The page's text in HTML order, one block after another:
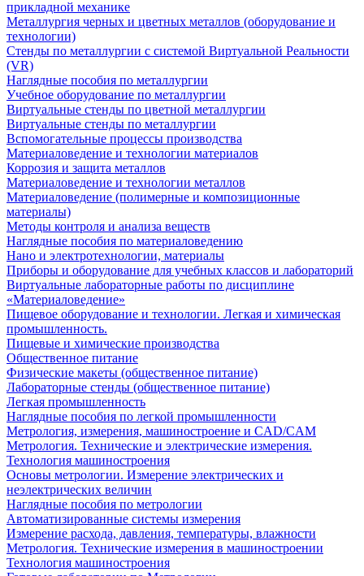
прикладной механике
Металлургия черных и цветных металлов (оборудование и
технологии)
Cтенды по металлургии с системой Виртуальной Реальности
(VR)
Наглядные пособия по металлургии
Учебное оборудование по металлургии
Виртуальные стенды по цветной металлургии
Виртуальные стенды по металлургии
Вспомогательные процессы производства
Материаловедение и технологии материалов
Коррозия и защита металлов
Материаловедение и технологии металлов
Материаловедение (полимерные и композиционные
материалы)
Методы контроля и анализа веществ
Наглядные пособия по материаловедению
Нано и электротехнологии, материалы
Приборы и оборудование для учебных классов и лабораторий
Виртуальные лабораторные работы по дисциплине
«Материаловедение»
Пищевое оборудование и технологии. Легкая и химическая
промышленность.
Пищевые и химические производства
Общественное питание
Физические макеты (общественное питание)
Лабораторные стенды (общественное питание)
Легкая промышленность
Наглядные пособия по легкой промышленности
Метрология, измерения, машиностроение и CAD/CAM
Метрология. Технические и электрические измерения.
Технология машиностроения
Основы метрологии. Измерение электрических и
неэлектрических величин
Наглядные пособия по метрологии
Автоматизированные системы измерения
Измерение расхода, давления, температуры, влажности
Метрология. Технические измерения в машиностроении
Технология машиностроения